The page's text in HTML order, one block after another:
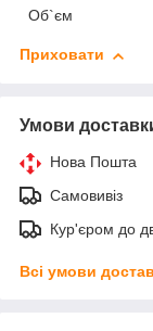
Об`єм
Приховати
Умови
Нова Пошта
Самовивіз
Кур'єром до
Всі умови